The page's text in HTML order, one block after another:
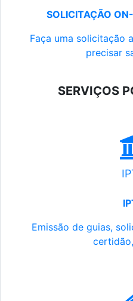
SOLICITAÇÃO
Faça uma solicitação
precisar
SERVIÇOS
Emissão de guias,